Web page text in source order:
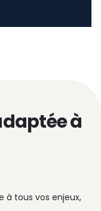
à
à tous vos enjeux,